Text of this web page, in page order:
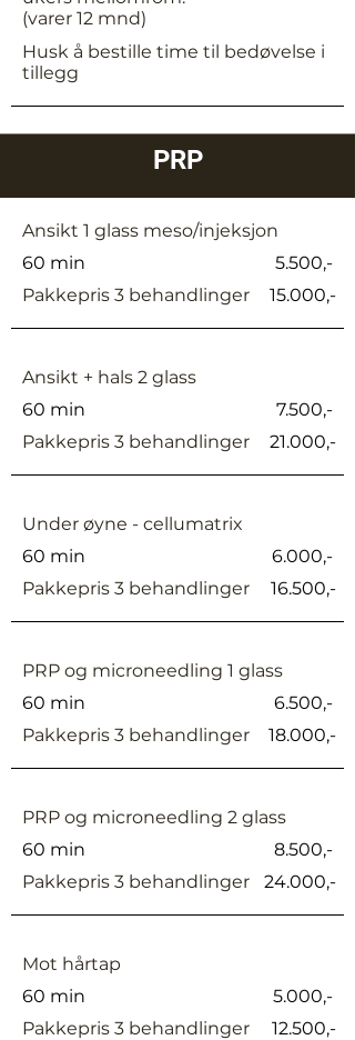
(varer 12 mnd)
Husk å bestille time til bedøvelse i
tillegg
PRP
Ansikt 1 glass meso/injeksjon
60 min
5.500,-
Pakkepris 3 behandlinger
15.000,-
Ansikt + hals 2 glass
60 min
7.500,-
Pakkepris 3 behandlinger
21.000,-
Under øyne - cellumatrix
60 min
6.000,-
Pakkepris 3 behandlinger
16.500,-
PRP og microneedling 1 glass
60 min
6.500,-
Pakkepris 3 behandlinger
18.000,-
PRP og microneedling 2 glass
60 min
8.500,-
Pakkepris 3 behandlinger
24.000,-
Mot hårtap
60 min
5.000,-
Pakkepris 3 behandlinger
12.500,-